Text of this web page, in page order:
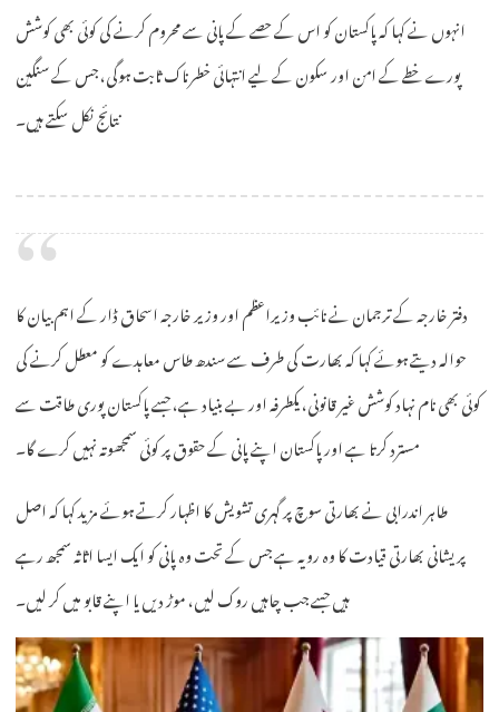
انہوں نے کہا کہ پاکستان کو اس کے حصے کے پانی سے محروم کرنے کی کوئی بھی کوشش
پورے خطے کے امن اور سکون کے لیے انتہائی خطرناک ثابت ہوگی، جس کے سنگین
نتائج نکل سکتے ہیں۔
دفتر خارجہ کے ترجمان نے نائب وزیراعظم اور وزیر خارجہ اسحاق ڈار کے اہم بیان کا
حوالہ دیتے ہوئے کہا کہ بھارت کی طرف سے سندھ طاس معاہدے کو معطل کرنے کی
کوئی بھی نام نہاد کوشش غیر قانونی، یکطرفہ اور بے بنیاد ہے، جسے پاکستان پوری طاقت سے
مسترد کرتا ہے اور پاکستان اپنے پانی کے حقوق پر کوئی سمجھوتہ نہیں کرے گا۔
طاہر اندرابی نے بھارتی سوچ پر گہری تشویش کا اظہار کرتے ہوئے مزید کہا کہ اصل
پریشانی بھارتی قیادت کا وہ رویہ ہے جس کے تحت وہ پانی کو ایک ایسا اثاثہ سمجھ رہے
ہیں جسے جب چاہیں روک لیں، موڑ دیں یا اپنے قابو میں کر لیں۔